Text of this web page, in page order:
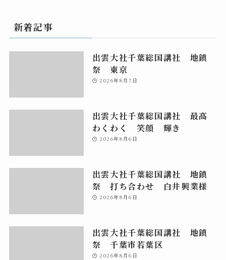
新着記事
出雲大社千葉総国講社 地鎮
祭 東京
2026年8月7日
出雲大社千葉総国講社 最高
わくわく 笑顔 輝き
2026年8月6日
出雲大社千葉総国講社 地鎮
祭 打ち合わせ 白井興業様
2026年8月6日
出雲大社千葉総国講社 地鎮
祭 千葉市若葉区
2026年8月6日